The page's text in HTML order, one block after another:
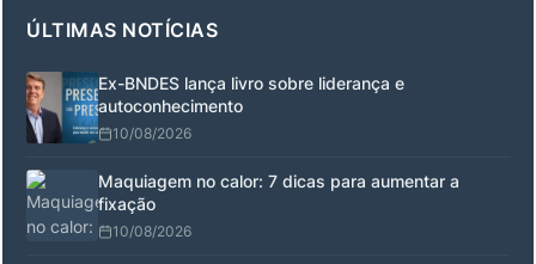
ÚLTIMAS NOTÍCIAS
Ex-BNDES lança livro sobre liderança e
autoconhecimento
10/08/2026
Maquiagem no calor: 7 dicas para aumentar a
fixação
10/08/2026